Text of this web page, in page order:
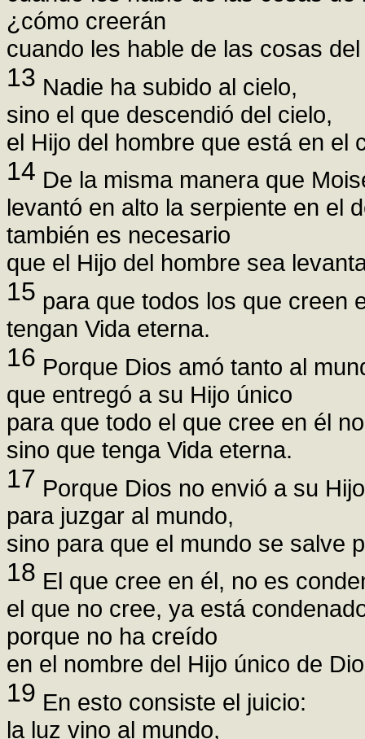
¿cómo creerán
cuando les hable de las cosas
13 Nadie ha subido al cielo,
sino el que descendió del cielo,
el Hijo del hombre que está en el
14 De la misma manera que
levantó en alto la serpiente en el
también es necesario
que el Hijo del hombre sea
15 para que todos los que creen
tengan Vida eterna.
16 Porque Dios amó tanto al
que entregó a su Hijo único
para que todo el que cree en él
sino que tenga Vida eterna.
17 Porque Dios no envió a su Hijo
para juzgar al mundo,
sino para que el mundo se salve
18 El que cree en él, no es
el que no cree, ya está
porque no ha creído
en el nombre del Hijo único de
19 En esto consiste el juicio:
la luz vino al mundo,